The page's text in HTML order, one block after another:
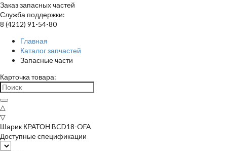
Заказ запасных частей
Служба поддержки:
8 (4212) 91-54-80
Главная
Каталог запчастей
Запасные части
Карточка товара:
△
▽
Шарик КРАТОН BCD18-OFA
Доступные спецификации